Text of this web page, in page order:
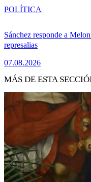
Sánchez responde a
represalias
07.08.2026
POLÍTICA
MÁS DE ESTA